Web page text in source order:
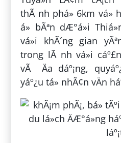
thÃ nh phá» 6km vá»
á» bÃªn dÆ°á»i
vá»i khÃ´ng gian
trong lÃ nh vá»i
vÃ Äa dáº¡ng,
yáº¿u tá» nhÃ¢n vÄn